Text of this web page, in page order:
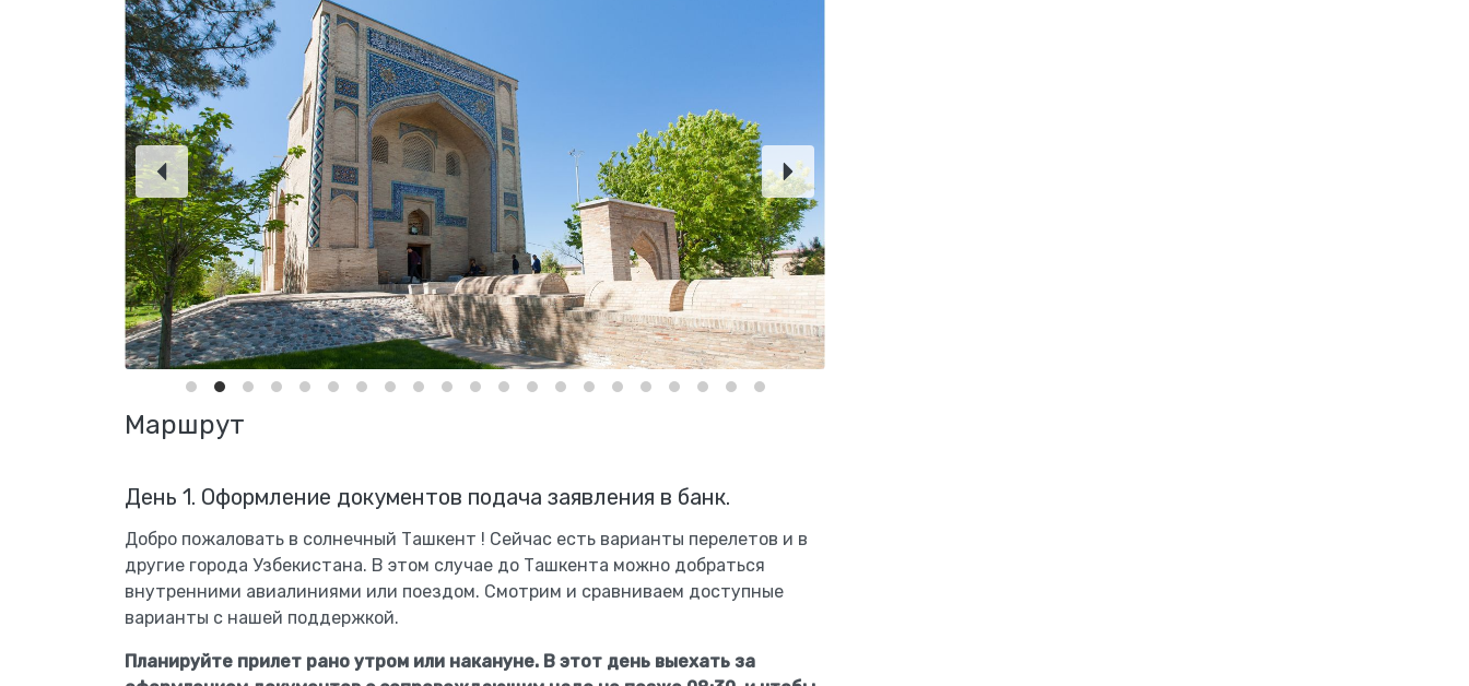
Маршрут
День 1. Оформление документов подача заявления в банк.
Добро пожаловать в солнечный Ташкент ! Сейчас есть варианты перелетов и в
другие города Узбекистана. В этом случае до Ташкента можно добраться
внутренними авиалиниями или поездом. Смотрим и сравниваем доступные
варианты с нашей поддержкой.
Планируйте прилет рано утром или накануне. В этот день выехать за